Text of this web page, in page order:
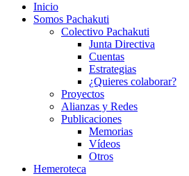
Inicio
Somos Pachakuti
Colectivo Pachakuti
Junta Directiva
Cuentas
Estrategias
¿Quieres colaborar?
Proyectos
Alianzas y Redes
Publicaciones
Memorias
Vídeos
Otros
Hemeroteca